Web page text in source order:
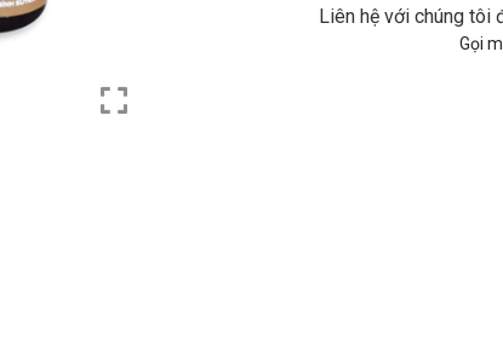
Liên hệ với chúng tôi
Gọi